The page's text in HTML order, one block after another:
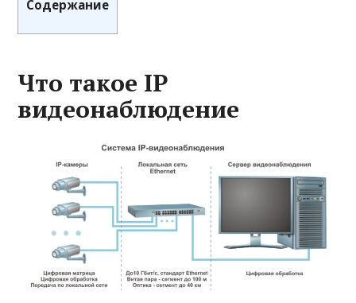
Содержание
Что такое IP
видеонаблюдение